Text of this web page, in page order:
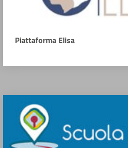
Piattaforma Elisa